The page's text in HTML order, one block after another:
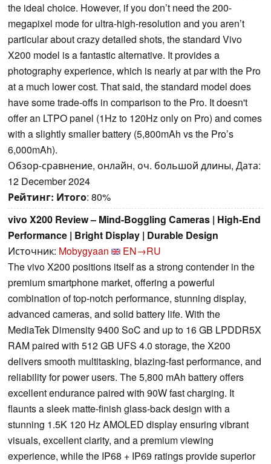
the ideal choice. However, if you don’t need the 200-
megapixel mode for ultra-high-resolution and you aren’t
particular about crazy detailed shots, the standard Vivo
X200 model is a fantastic alternative. It provides a
photography experience, which is nearly at par with the Pro
at a much lower cost. That said, the standard model does
have some trade-offs in comparison to the Pro. It doesn't
offer an LTPO panel (1Hz to 120Hz only on Pro) and comes
with a slightly smaller battery (5,800mAh vs the Pro’s
6,000mAh).
Обзор-сравнение, онлайн, оч. большой длины, Дата:
12 December 2024
Рейтинг: Итого: 80%
vivo X200 Review – Mind-Boggling Cameras | High-End
Performance | Bright Display | Durable Design
Источник: Mobygyaan
EN→RU
The vivo X200 positions itself as a strong contender in the
premium smartphone market, offering a powerful
combination of top-notch performance, stunning display,
advanced cameras, and solid battery life. With the
MediaTek Dimensity 9400 SoC and up to 16 GB LPDDR5X
RAM paired with 512 GB UFS 4.0 storage, the X200
delivers smooth multitasking, blazing-fast performance, and
reliability for power users. The 5,800 mAh battery offers
excellent endurance paired with 90W fast charging. It
flaunts a sleek matte-finish glass-back design with a
stunning 1.5K 120 Hz AMOLED display ensuring vibrant
visuals, excellent clarity, and a premium viewing
experience, while the IP68 + IP69 ratings provide superior